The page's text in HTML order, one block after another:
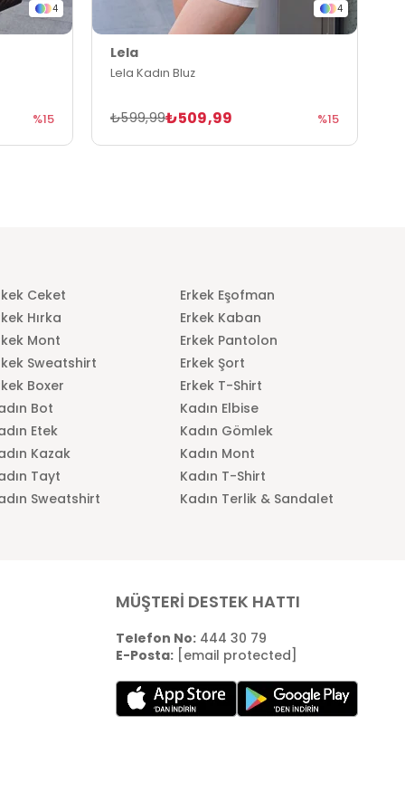
4
%15
4
Lela
Lela Kadın Bluz
₺509,99
₺599,99 %15
Ceket
Erkek Eşofman
Hırka
Erkek Kaban
Mont
Erkek Pantolon
Sweatshirt
Erkek Şort
Boxer
Erkek T-Shirt
Bot
Kadın Elbise
Etek
Kadın Gömlek
Kazak
Kadın Mont
Tayt
Kadın T-Shirt
Sweatshirt Kadın Terlik & Sandalet
MÜŞTERİ DESTEK HATTI
Telefon No:444 30 79
E-Posta: [email protected]